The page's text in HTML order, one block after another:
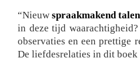
“Nieuwspraakmakend
in deze tijd
observaties en een prettige
De liefdesrelaties in dit boek